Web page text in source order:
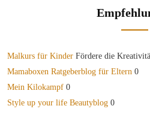
Malkurs für Kinder Fördere die
Mamaboxen Ratgeberblog für Eltern 0
Mein Kilokampf 0
Style up your life Beautyblog 0